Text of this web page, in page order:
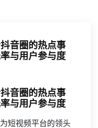
音圈的热点事
与用户参与度
音圈的热点事
与用户参与度
短视频平台的领头